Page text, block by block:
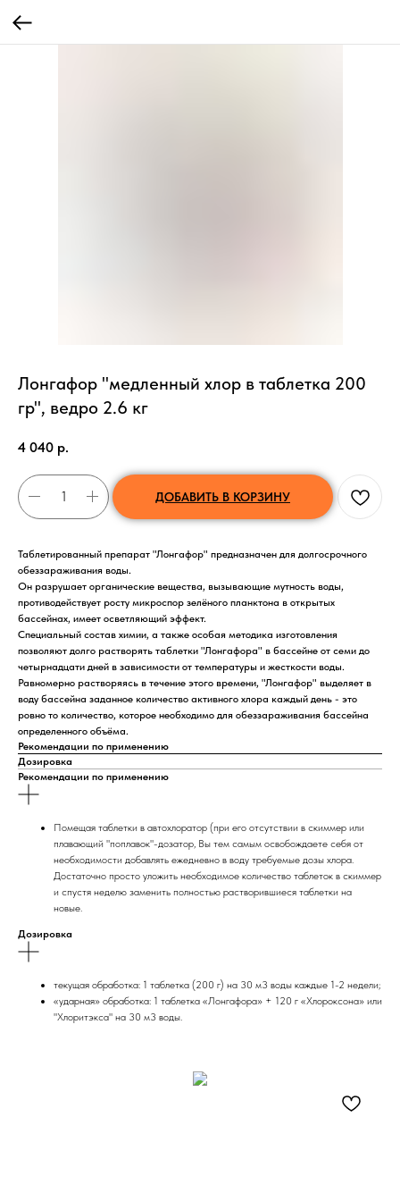
Лонгафор "медленный хлор в таблетка 200
гр", ведро 2.6 кг
4 040 р.
ДОБАВИТЬ В КОРЗИНУ
Таблетированный препарат "Лонгафор" предназначен для долгосрочного
обеззараживания воды.
Он разрушает органические вещества, вызывающие мутность воды,
противодействует росту микроспор зелёного планктона в открытых
бассейнах, имеет осветляющий эффект.
Специальный состав химии, а также особая методика изготовления
позволяют долго растворять таблетки "Лонгафора" в бассейне от семи до
четырнадцати дней в зависимости от температуры и жесткости воды.
Равномерно растворяясь в течение этого времени, "Лонгафор" выделяет в
воду бассейна заданное количество активного хлора каждый день - это
ровно то количество, которое необходимо для обеззараживания бассейна
определенного объёма.
Рекомендации по применению
Дозировка
Рекомендации по применению
Помещая таблетки в автохлоратор (при его отсутствии в скиммер или
плавающий "поплавок"-дозатор, Вы тем самым освобождаете себя от
необходимости добавлять ежедневно в воду требуемые дозы хлора.
Достаточно просто уложить необходимое количество таблеток в скиммер
и спустя неделю заменить полностью растворившиеся таблетки на
новые.
Дозировка
текущая обработка: 1 таблетка (200 г) на 30 м3 воды каждые 1-2 недели;
«ударная» обработка: 1 таблетка «Лонгафора» + 120 г «Хлороксона» или
"Хлоритэкса" на 30 м3 воды.